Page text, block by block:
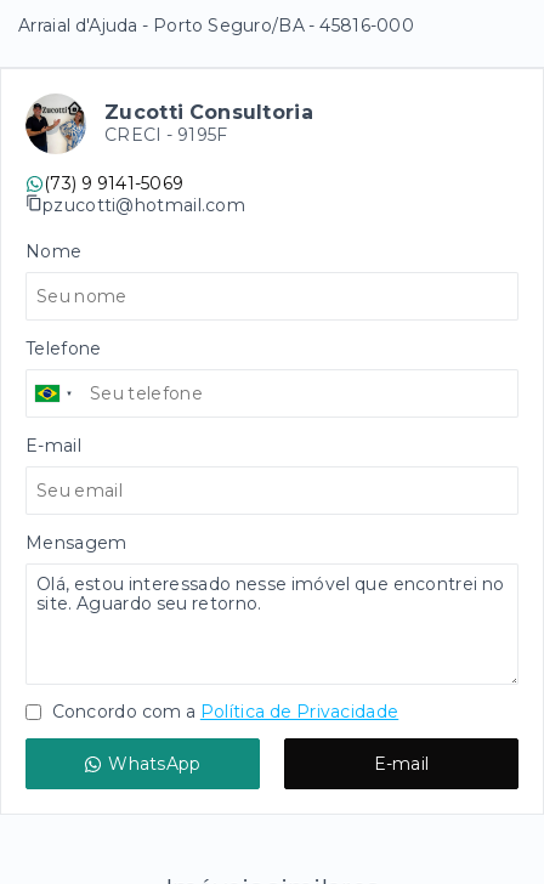
Arraial d'Ajuda - Porto Seguro/BA- 45816-000
Zucotti Consultoria
CRECI - 9195F
(73) 9 9141-5069
pzucotti@hotmail.com
Nome
Telefone
E-mail
Mensagem
Concordo com a Política de Privacidade
WhatsApp E-mail